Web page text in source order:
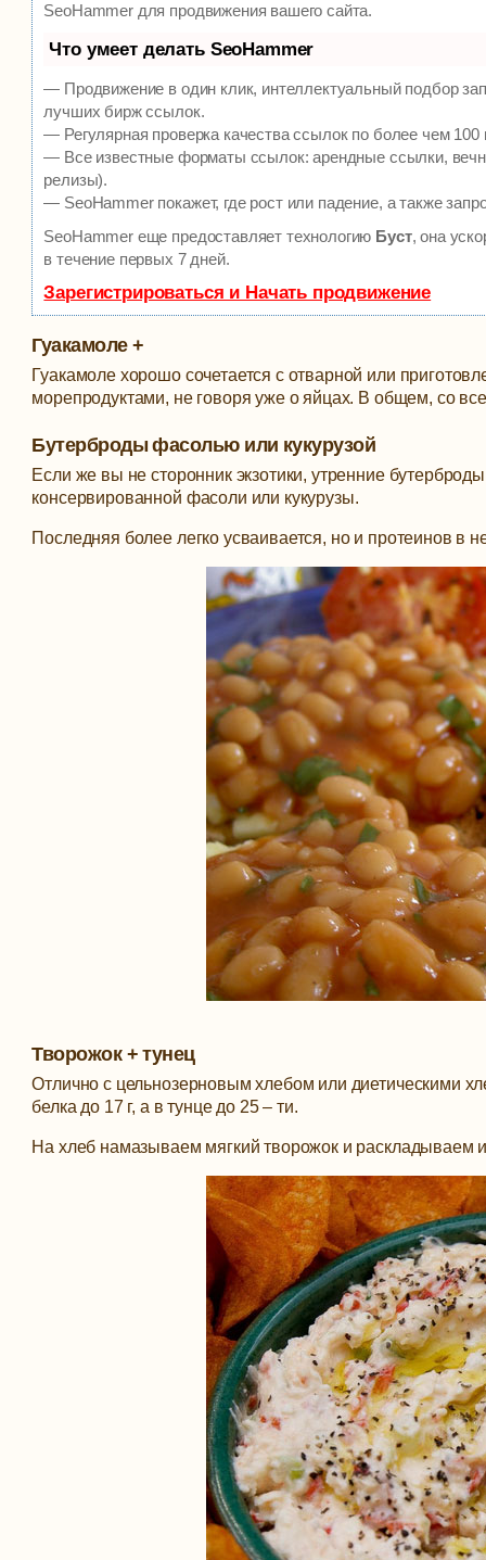
SeoHammer для продвижения вашего сайта.
Что умеет делать SeoHammer
— Продвижение в один клик, интеллектуальный подбор
лучших бирж ссылок.
— Регулярная проверка качества ссылок по более чем
— Все известные форматы ссылок: арендные ссылки,
релизы).
— SeoHammer покажет, где рост или падение, а также
SeoHammer еще предоставляет технологию Буст, она
в течение первых 7 дней.
Зарегистрироваться и Начать продвижение
Гуакамоле +
Гуакамоле хорошо сочетается с отварной или
морепродуктами, не говоря уже о яйцах. В общем, со
Бутерброды фасолью или кукурузой
Если же вы не сторонник экзотики, утренние
консервированной фасоли или кукурузы.
Последняя более легко усваивается, но и протеинов в
Творожок + тунец
Отлично с цельнозерновым хлебом или диетическими
белка до 17 г, а в тунце до 25 – ти.
На хлеб намазываем мягкий творожок и раскладываем